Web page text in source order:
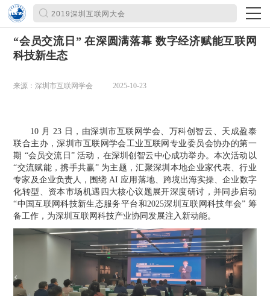
“会员交流日” 在深圆满落幕 数字经济赋能互联网
科技新生态
来源：深圳市互联网学会 2025-10-23
10 月 23 日，由深圳市互联网学会、万科创智云、天成盈泰
联合主办，深圳市互联网学会工业互联网专业委员会协办的第一
期 “会员交流日” 活动，在深圳创智云中心成功举办。本次活动以
“交流赋能，携手共赢” 为主题，汇聚深圳本地企业家代表、行业
专家及企业负责人，围绕 AI 应用落地、跨境出海实操、企业数字
化转型、资本市场机遇四大核心议题展开深度研讨，并同步启动
“中国互联网科技新生态服务平台和2025深圳互联网 科技年会” 筹
备工作，为深圳互联网科技产业协同发展注入新动能。